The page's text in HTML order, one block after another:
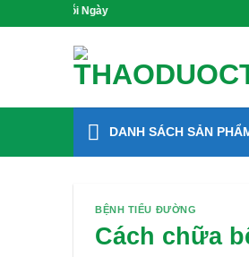
DANH SÁCH SẢN
BỆNH TIỂU ĐƯỜNG
Cách chữa